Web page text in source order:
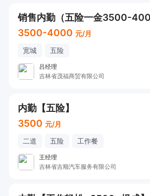
销售内勤（五险一金3500-
3500-4000 元/月
宽城 五险
吕经理
吉林省茂福商贸有限公司
内勤【五险】
3500 元/月
二道 五险 工作餐
王经理
吉林省吉顺汽车服务有限公司